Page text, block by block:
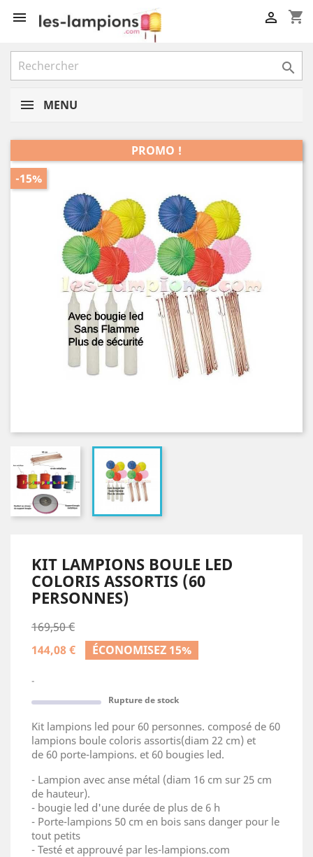
 shopping_cart


MENU
PROMO !
-15%
KIT LAMPIONS BOULE LED
COLORIS ASSORTIS (60
PERSONNES)
169,50 €
144,08 €
ÉCONOMISEZ 15%
-
Rupture de stock
Kit lampions led pour 60 personnes. composé de 60
lampions boule coloris assortis(diam 22 cm) et
de 60 porte-lampions. et 60 bougies led.
- Lampion avec anse métal (diam 16 cm sur 25 cm
de hauteur).
- bougie led d'une durée de plus de 6 h
- Porte-lampions 50 cm en bois sans danger pour le
tout petits
- Testé et approuvé par les-lampions.com